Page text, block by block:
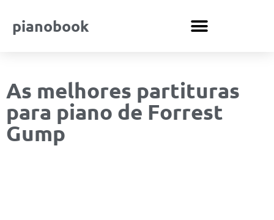
pianobook
As melhores partituras
para piano de Forrest
Gump